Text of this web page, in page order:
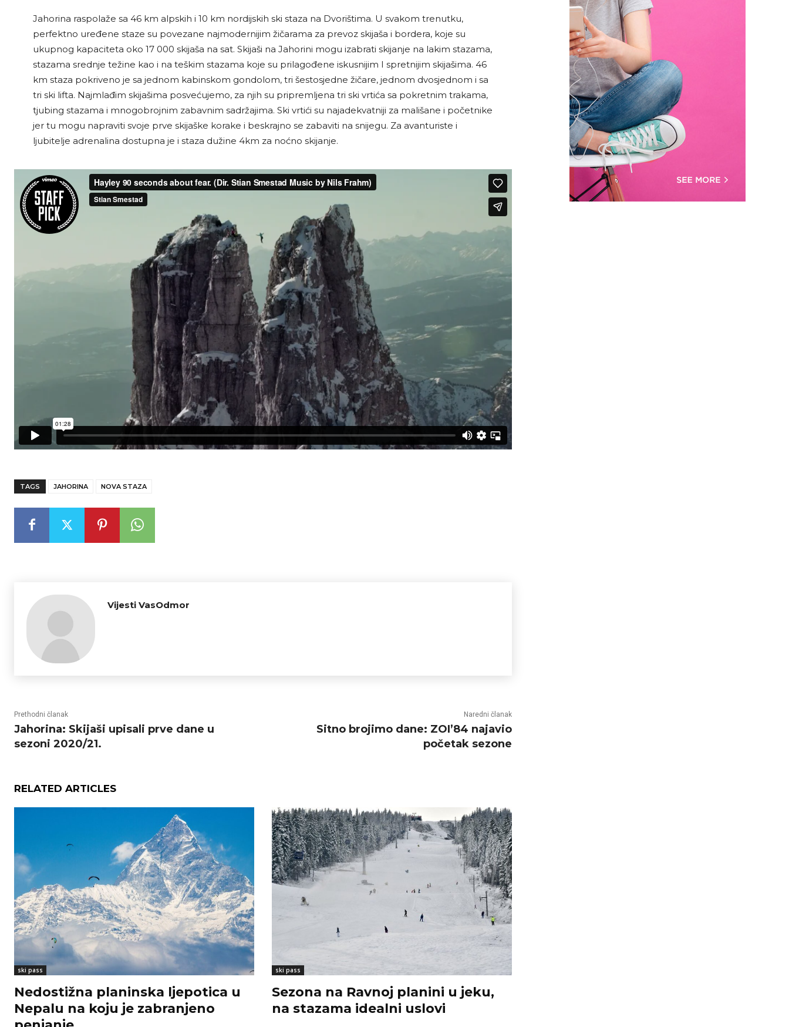
Jahorina raspolaže sa 46 km alpskih i 10 km nordijskih ski staza na Dvorištima. U svakom trenutku,
perfektno uređene staze su povezane najmodernijim žičarama za prevoz skijaša i bordera, koje su
ukupnog kapaciteta oko 17 000 skijaša na sat. Skijaši na Jahorini mogu izabrati skijanje na lakim stazama,
stazama srednje težine kao i na teškim stazama koje su prilagođene iskusnijim I spretnijim skijašima. 46
km staza pokriveno je sa jednom kabinskom gondolom, tri šestosjedne žičare, jednom dvosjednom i sa
tri ski lifta. Najmlađim skijašima posvećujemo, za njih su pripremljena tri ski vrtića sa pokretnim trakama,
tjubing stazama i mnogobrojnim zabavnim sadržajima. Ski vrtići su najadekvatniji za mališane i početnike
jer tu mogu napraviti svoje prve skijaške korake i beskrajno se zabaviti na snijegu. Za avanturiste i
ljubitelje adrenalina dostupna je i staza dužine 4km za noćno skijanje.
TAGS JAHORINA NOVA STAZA
Vijesti VasOdmor
Prethodni članak
Jahorina: Skijaši upisali prve dane u
sezoni 2020/21.
Naredni članak
Sitno brojimo dane: ZOI’84 najavio
početak sezone
RELATED ARTICLES
ski pass
Nedostižna planinska ljepotica u
Nepalu na koju je zabranjeno
ski pass
Sezona na Ravnoj planini u jeku,
na stazama idealni uslovi